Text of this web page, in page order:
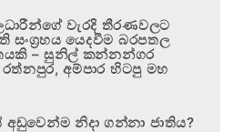
වැරදි තීරණවලට
සංග්‍රහය යෙදවීම බරපතල
– සුනිල් කන්නන්ගර
අම්පාර හිටපු මහ
නිදා ගන්නා ජාතිය?